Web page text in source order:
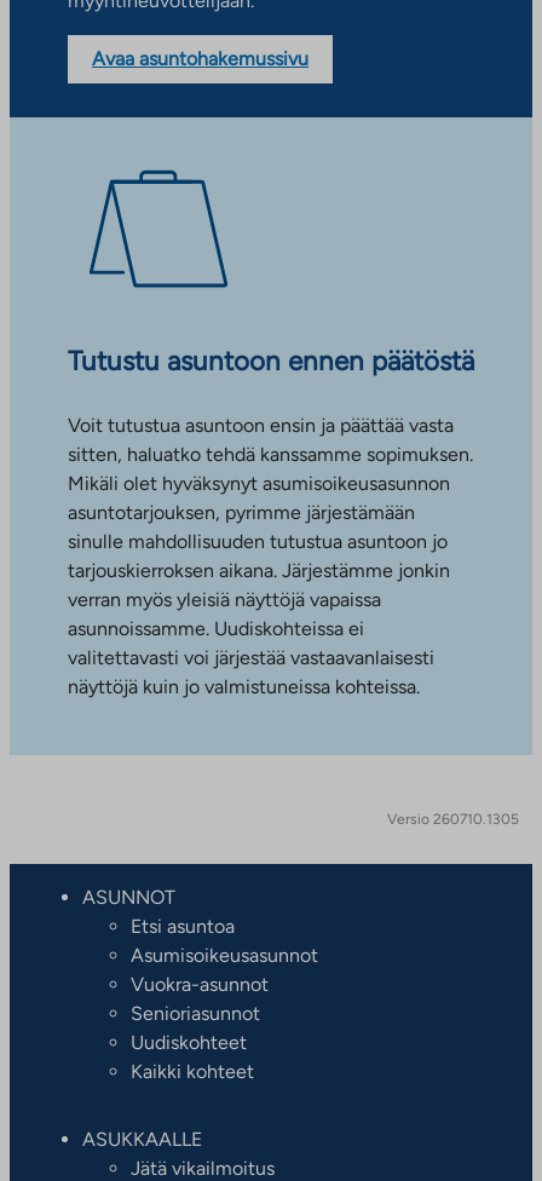
Avaa asuntohakemussivu
Tutustu asuntoon ennen päätöstä
Voit tutustua asuntoon ensin ja päättää vasta
sitten, haluatko tehdä kanssamme sopimuksen.
Mikäli olet hyväksynyt asumisoikeusasunnon
asuntotarjouksen, pyrimme järjestämään
sinulle mahdollisuuden tutustua asuntoon jo
tarjouskierroksen aikana. Järjestämme jonkin
verran myös yleisiä näyttöjä vapaissa
asunnoissamme. Uudiskohteissa ei
valitettavasti voi järjestää vastaavanlaisesti
näyttöjä kuin jo valmistuneissa kohteissa.
Versio 260710.1305
ASUNNOT
Etsi asuntoa
Asumisoikeusasunnot
Vuokra-asunnot
Senioriasunnot
Uudiskohteet
Kaikki kohteet
ASUKKAALLE
Jätä vikailmoitus